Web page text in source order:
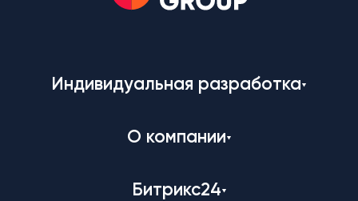
Индивидуальная разработка
О компании
Битрикс24